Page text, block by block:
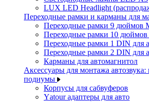
LUX LED Headlight
Переходные рамки и карманы для
Переходные рамки 9 дюймов
Переходные рамки 10
Переходные рамки 1 DIN для
Переходные рамки 2 DIN для
Карманы для автомагнитол
Аксессуары для монтажа
подиумы
Корпусы для сабвуферов
Yаtour адаптеры для авто